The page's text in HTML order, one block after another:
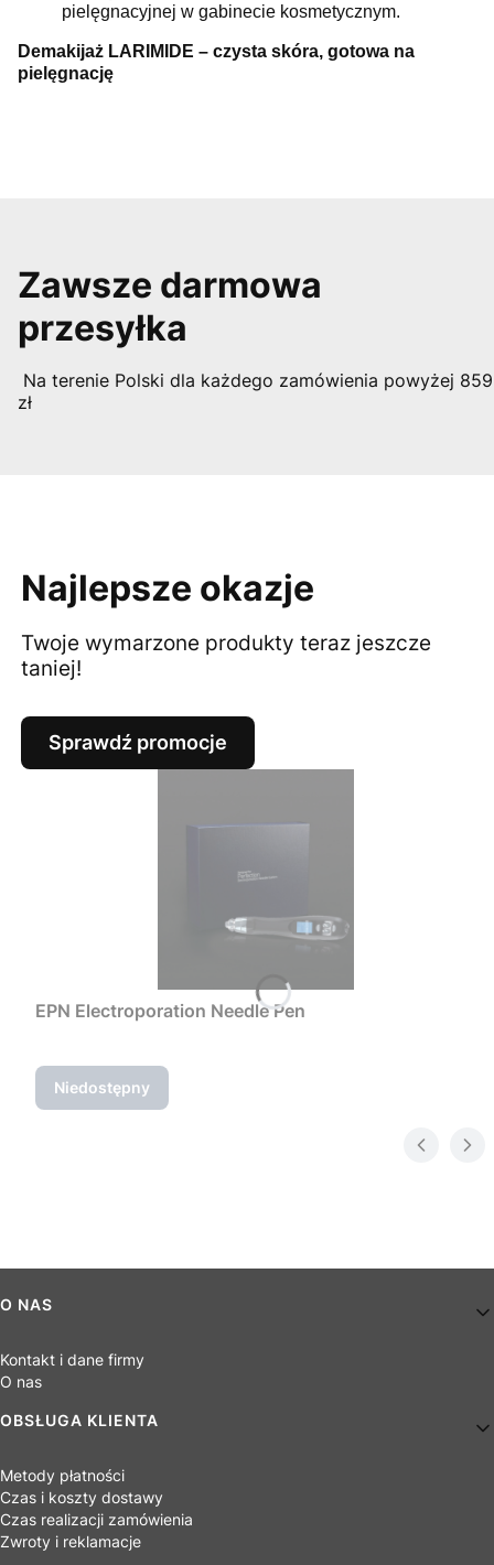
pielęgnacyjnej w gabinecie kosmetycznym.
Demakijaż LARIMIDE – czysta skóra, gotowa na
pielęgnację
Zawsze darmowa
przesyłka
Na terenie Polski dla każdego zamówienia powyżej 859
zł
Najlepsze okazje
Twoje wymarzone produkty teraz jeszcze
taniej!
Sprawdź promocje
EPN Electroporation Needle Pen
Niedostępny
Linki w stopce
O NAS
Kontakt i dane firmy
O nas
OBSŁUGA KLIENTA
Metody płatności
Czas i koszty dostawy
Czas realizacji zamówienia
Zwroty i reklamacje